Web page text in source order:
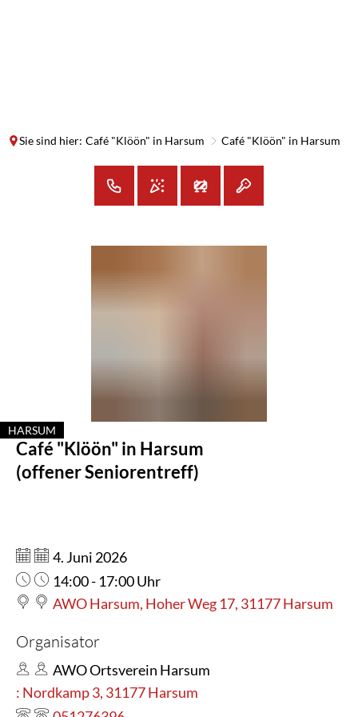
Sie sind hier: Café "Klöön" in Harsum Café "Klöön" in Harsum
Harsum
HARSUM
KATEGORIE: HARSUM
Café "Klöön" in Harsum
(offener Seniorentreff)
Datum:
4. Juni 2026
Uhrzeit:
14:00 - 17:00 Uhr
AWO Harsum, Hoher Weg 17, 31177 Harsum
Organisator
AWO Ortsverein Harsum
: Nordkamp 3, 31177 Harsum